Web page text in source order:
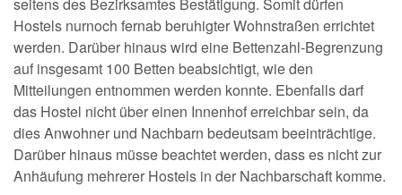
Hostels nurnoch fernab beruhigter Wohnstraßen errichtet
werden. Darüber hinaus wird eine Bettenzahl-Begrenzung
auf insgesamt 100 Betten beabsichtigt, wie den
Mitteilungen entnommen werden konnte. Ebenfalls darf
das Hostel nicht über einen Innenhof erreichbar sein, da
dies Anwohner und Nachbarn bedeutsam beeinträchtige.
Darüber hinaus müsse beachtet werden, dass es nicht zur
Anhäufung mehrerer Hostels in der Nachbarschaft komme.